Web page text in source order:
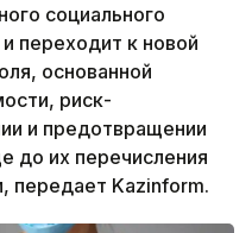
социального
переходит к новой
основанной
риск-
и предотвращении
до их перечисления
передает Kazinform.